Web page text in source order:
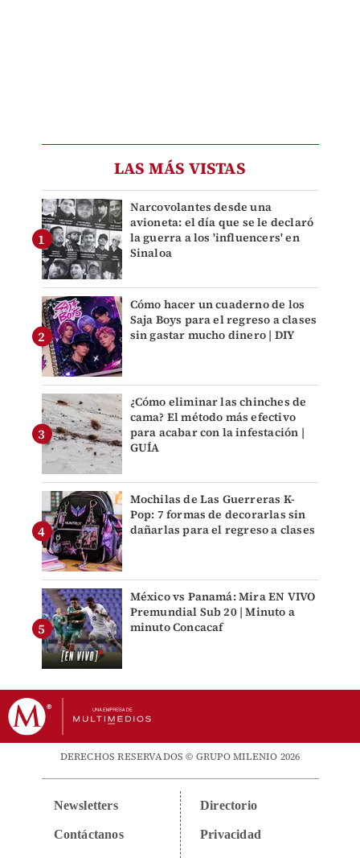
LAS MÁS VISTAS
Narcovolantes desde una
avioneta: el día que se le declaró
la guerra a los 'influencers' en
Sinaloa
Cómo hacer un cuaderno de los
Saja Boys para el regreso a clases
sin gastar mucho dinero | DIY
¿Cómo eliminar las chinches de
cama? El método más efectivo
para acabar con la infestación |
GUÍA
Mochilas de Las Guerreras K-
Pop: 7 formas de decorarlas sin
dañarlas para el regreso a clases
México vs Panamá: Mira EN VIVO
Premundial Sub 20 | Minuto a
minuto Concacaf
DERECHOS RESERVADOS © GRUPO MILENIO 2026
Newsletters
Contáctanos
Directorio
Privacidad